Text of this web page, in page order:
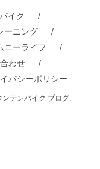
イク
ーニング
ニーライフ
わせ
バシーポリシー
テンバイク ブログ.